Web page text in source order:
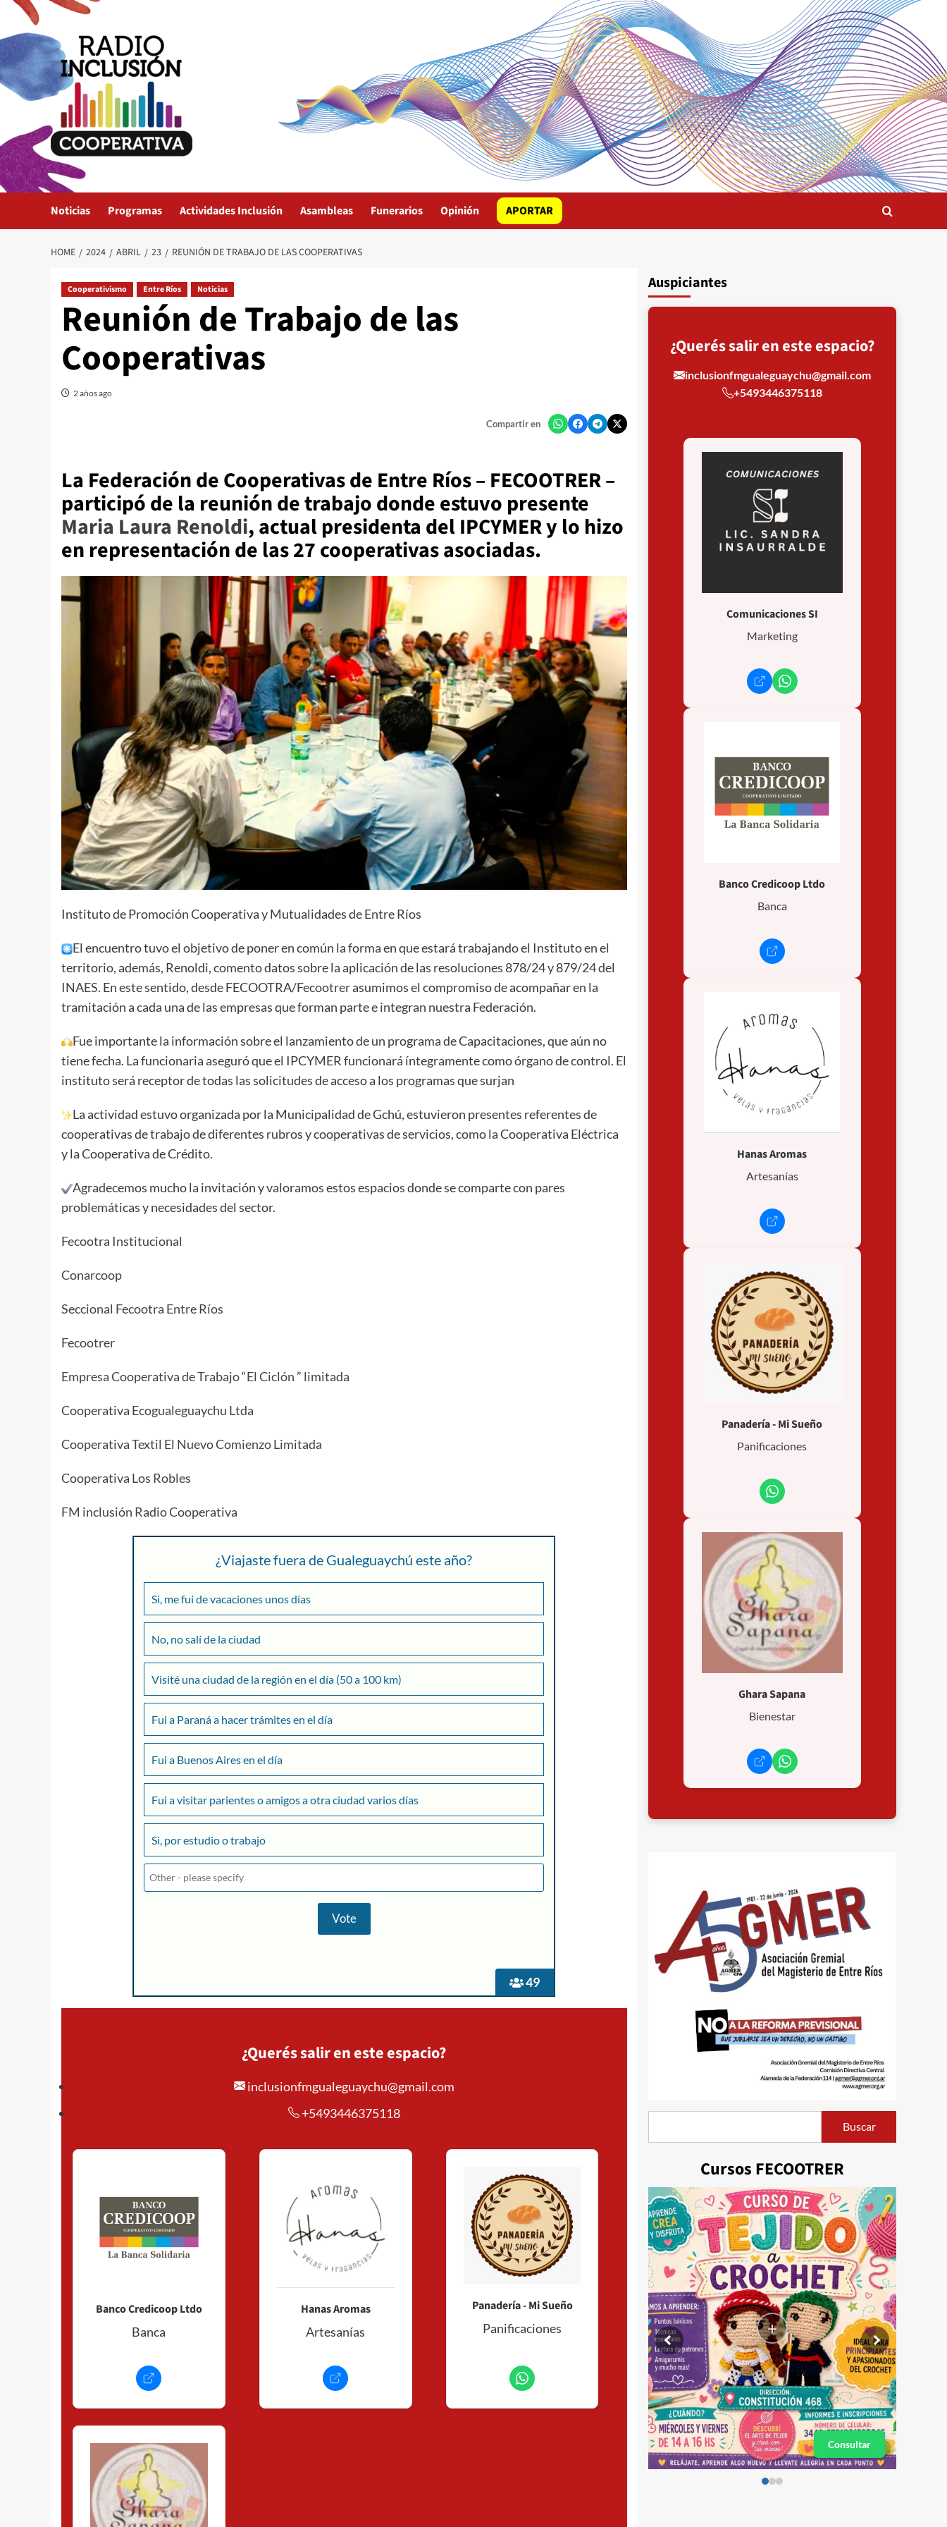
Skip
content
Noticias Programas Actividades Inclusión Asambleas Funerarios Opinión APORTAR
HOME 2024 ABRIL 23 REUNIÓN DE TRABAJO DE LAS COOPERATIVAS
Cooperativismo Entre Ríos Noticias
Reunión de Trabajo de las
Cooperativas
2 años ago
Compartir en
La Federación de Cooperativas de Entre Ríos – FECOOTRER –
participó de la reunión de trabajo donde estuvo presente
Maria Laura Renoldi, actual presidenta del IPCYMER y lo hizo
en representación de las 27 cooperativas asociadas.
Instituto de Promoción Cooperativa y Mutualidades de Entre Ríos
El encuentro tuvo el objetivo de poner en común la forma en que estará trabajando el Instituto en el
territorio, además, Renoldi, comento datos sobre la aplicación de las resoluciones 878/24 y 879/24 del
INAES. En este sentido, desde FECOOTRA/Fecootrerasumimos el compromiso de acompañar en la
tramitación a cada una de las empresas que forman parte e integran nuestra Federación.
Fue importante la información sobre el lanzamiento de un programa de Capacitaciones, que aún no
tiene fecha. La funcionaria aseguró que el IPCYMER funcionará íntegramente como órgano de control. El
instituto será receptor de todas las solicitudes de acceso a los programas que surjan
La actividad estuvo organizada por la Municipalidad de Gchú, estuvieron presentes referentes de
cooperativas de trabajo de diferentes rubros y cooperativas de servicios, como la Cooperativa Eléctrica
y la Cooperativa de Crédito.
Agradecemos mucho la invitación y valoramos estos espacios donde se comparte con pares
problemáticas y necesidades del sector.
Fecootra Institucional
Conarcoop
Seccional Fecootra Entre Ríos
Fecootrer
Empresa Cooperativa de Trabajo “El Ciclón ” limitada
Cooperativa Ecogualeguaychu Ltda
Cooperativa Textil El Nuevo Comienzo Limitada
Cooperativa Los Robles
FM inclusión Radio Cooperativa
49
¿Viajaste fuera de Gualeguaychú este año?
Si, me fui de vacaciones unos días
No, no salí de la ciudad
Visité una ciudad de la región en el día (50 a 100 km)
Fui a Paraná a hacer trámites en el día
Fui a Buenos Aires en el día
Fui a visitar parientes o amigos a otra ciudad varios días
Si, por estudio o trabajo
¿Querés salir en este espacio?
inclusionfmgualeguaychu@gmail.com
+5493446375118
Banco Credicoop Ltdo
Banca
Hanas Aromas
Artesanías
Panadería - Mi Sueño
Panificaciones
Auspiciantes
¿Querés salir en este espacio?
inclusionfmgualeguaychu@gmail.com
+5493446375118
Comunicaciones SI
Marketing
Banco Credicoop Ltdo
Banca
Hanas Aromas
Artesanías
Panadería - Mi Sueño
Panificaciones
Ghara Sapana
Bienestar
Buscar
Cursos FECOOTRER
+ +
Consultar